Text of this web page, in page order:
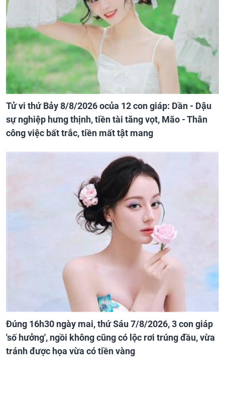
Tử vi thứ Bảy 8/8/2026 ocủa 12 con giáp: Dần - Dậu
sự nghiệp hưng thịnh, tiền tài tăng vọt, Mão - Thân
công việc bất trắc, tiền mất tật mang
Đúng 16h30 ngày mai, thứ Sáu 7/8/2026, 3 con giáp
'số hưởng', ngồi không cũng có lộc rơi trúng đầu, vừa
tránh được họa vừa có tiền vàng